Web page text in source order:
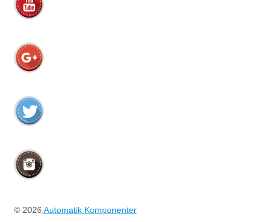
© 2026 Automatik Komponenter